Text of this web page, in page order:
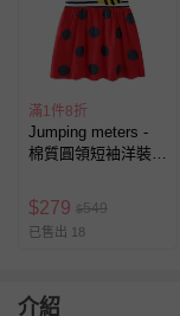
滿1件8折
Jumping meters -
棉質圓領短袖洋裝-
$279 $549
已售出 18
介紹